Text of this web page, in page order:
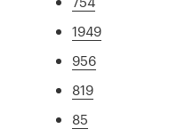
1949
956
819
85